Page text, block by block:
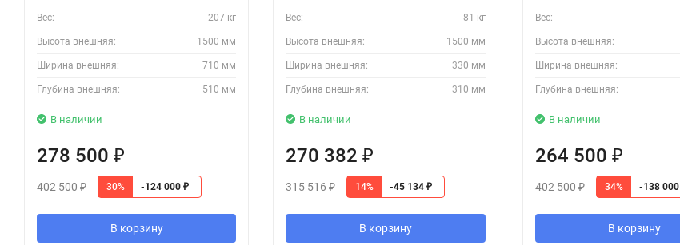
Вес: 207 кг
Высота внешняя: 1500 мм
Ширина внешняя: 710 мм
Глубина внешняя: 510 мм
В наличии
278 500 ₽
402 500₽ 30% -124 000 ₽
В корзину
Вес: 81 кг
Высота внешняя: 1500 мм
Ширина внешняя: 330 мм
Глубина внешняя: 310 мм
В наличии
270 382₽
315 516₽ 14% -45 134₽
В корзину
Вес:
Высота внешняя:
Ширина внешняя:
Глубина внешняя:
В наличии
264 500 ₽
402 500₽ 34% -138 000
В корзину